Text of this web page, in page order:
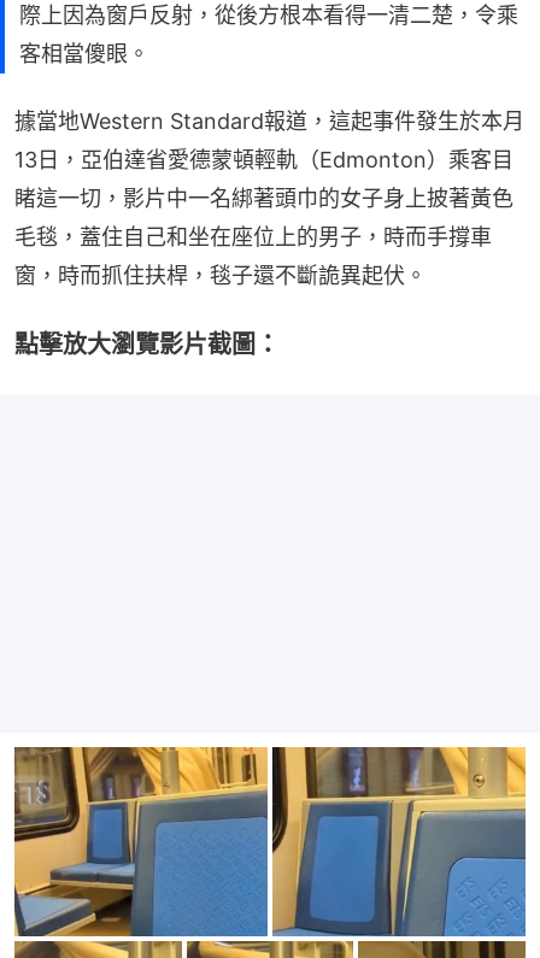
際上因為窗戶反射，從後方根本看得一清二楚，令乘
客相當傻眼。
據當地Western Standard報道，這起事件發生於本月
13日，亞伯達省愛德蒙頓輕軌（Edmonton）乘客目
睹這一切，影片中一名綁著頭巾的女子身上披著黃色
毛毯，蓋住自己和坐在座位上的男子，時而手撐車
窗，時而抓住扶桿，毯子還不斷詭異起伏。
點擊放大瀏覽影片截圖：